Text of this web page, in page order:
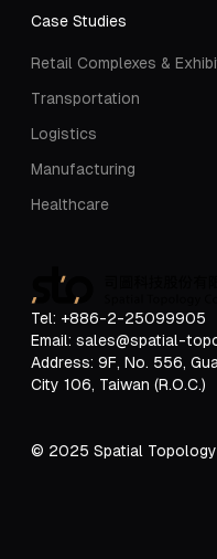
Case Studies
Retail Complexes &
Transportation
Logistics
Manufacturing
Healthcare
Tel: +886-2-25099905
Email: sales@spatial-
Address: 9F, No. 556,
City 106, Taiwan (R.O.C.)
© 2025 Spatial Topology